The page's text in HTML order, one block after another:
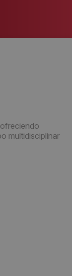
multidisciplinar